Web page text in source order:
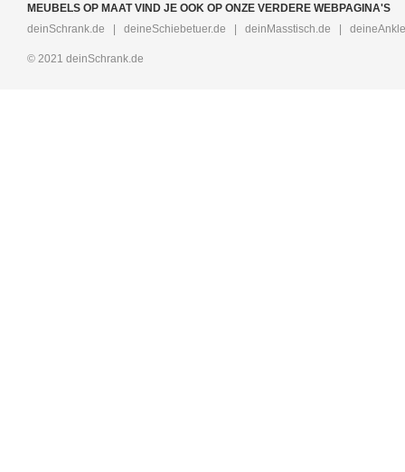
MEUBELS OP MAAT VIND JE OOK OP ONZE VERDERE WEBPAGINA'S
deinSchrank.de | deineSchiebetuer.de | deinMasstisch.de |
© 2021 deinSchrank.de